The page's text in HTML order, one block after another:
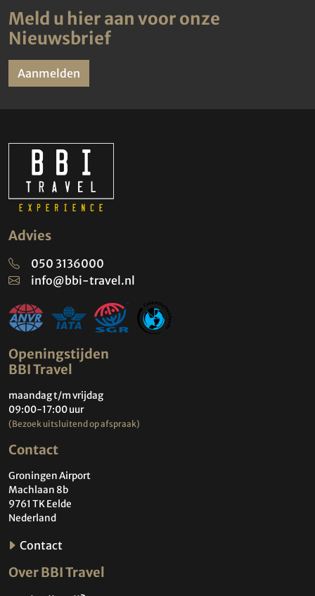
Meld u hier aan voor onze
Nieuwsbrief
Aanmelden
Advies
050 3136000
info@bbi-travel.nl
Openingstijden
BBI Travel
maandag t/m vrijdag
09:00-17:00 uur
(Bezoek uitsluitend op afspraak)
Contact
Groningen Airport
Machlaan 8b
9761 TK Eelde
Nederland
Contact
Over BBI Travel